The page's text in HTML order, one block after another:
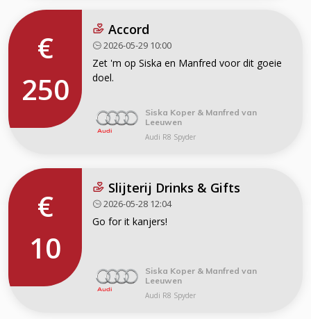
€
250
Accord
2026-05-29 10:00
Zet 'm op Siska en Manfred voor dit goeie
doel.
Siska Koper & Manfred van
Leeuwen
Audi R8 Spyder
€
10
Slijterij Drinks & Gifts
2026-05-28 12:04
Go for it kanjers!
Siska Koper & Manfred van
Leeuwen
Audi R8 Spyder